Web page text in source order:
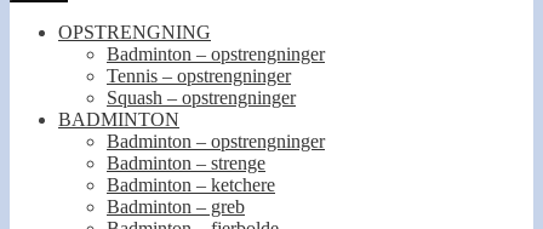
OPSTRENGNING
Badminton – opstrengninger
Tennis – opstrengninger
Squash – opstrengninger
BADMINTON
Badminton – opstrengninger
Badminton – strenge
Badminton – ketchere
Badminton – greb